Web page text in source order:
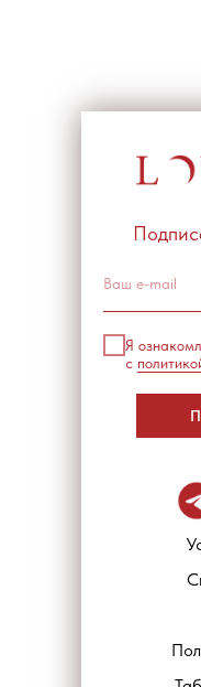
Я
с